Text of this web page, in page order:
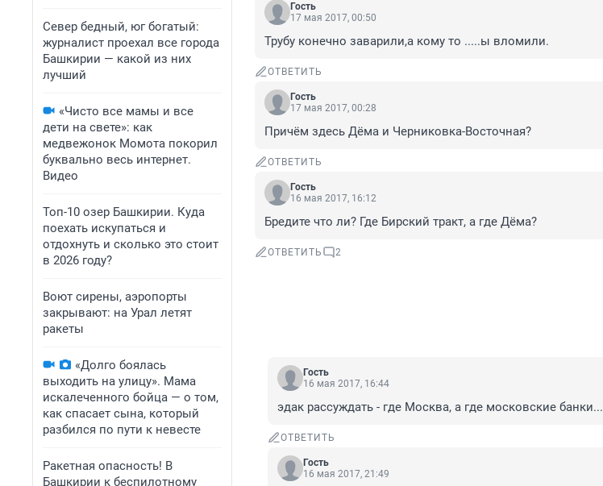
Север бедный, юг богатый:
журналист проехал все города
Башкирии — какой из них
лучший
«Чисто все мамы и все
дети на свете»: как
медвежонок Момота покорил
буквально весь интернет.
Видео
Топ-10 озер Башкирии. Куда
поехать искупаться и
отдохнуть и сколько это стоит
в 2026 году?
Воют сирены, аэропорты
закрывают: на Урал летят
ракеты
«Долго боялась
выходить на улицу». Мама
искалеченного бойца — о том,
как спасает сына, который
разбился по пути к невесте
Ракетная опасность! В
Башкирии к беспилотному
Гость
17 мая 2017, 00:50
Трубу конечно заварили,а кому то .....ы вломили.
ОТВЕТИТЬ
Гость
17 мая 2017, 00:28
Причём здесь Дёма и Черниковка-Восточная?
ОТВЕТИТЬ
Гость
16 мая 2017, 16:12
Бредите что ли? Где Бирский тракт, а где Дёма?
ОТВЕТИТЬ 2
Гость
16 мая 2017, 16:44
эдак рассуждать - где Москва, а где московские банки...
ОТВЕТИТЬ
Гость
16 мая 2017, 21:49